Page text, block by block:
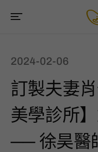
2024-02-06
訂製夫妻
美學診所
── 徐昊醫